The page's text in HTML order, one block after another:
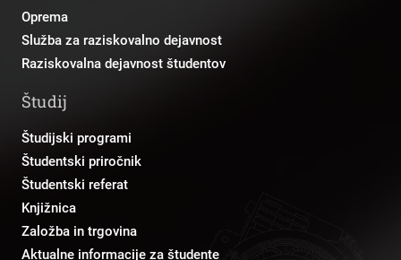
Oprema
Služba za raziskovalno dejavnost
Raziskovalna dejavnost študentov
Študij
Študijski programi
Študentski priročnik
Študentski referat
Knjižnica
Založba in trgovina
Aktualne informacije za študente